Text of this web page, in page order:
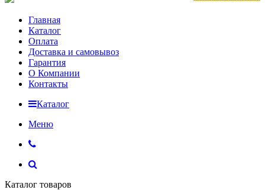
Главная
Каталог
Оплата
Доставка и самовывоз
Гарантия
О Компании
Контакты
Каталог
Меню
Каталог товаров